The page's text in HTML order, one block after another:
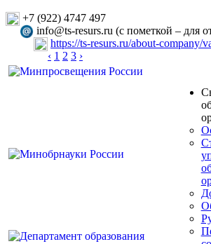
+7 (922) 4747 497
info@ts-resurs.ru (с пометкой – для
https://ts-resurs.ru/about-company/
‹ 1 2 3 ›